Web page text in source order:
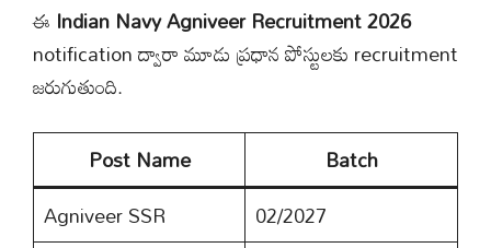
ఈ Indian Navy Agniveer Recruitment 2026
notification ద్వారా మూడు ప్రధాన పోస్టులకు recruitment
జరుగుతుంది.
Post Name
Batch
Agniveer SSR
02/2027